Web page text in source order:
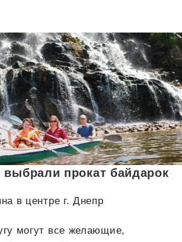
прокат байдарок
в центре г. Днепр
могут все желающие,